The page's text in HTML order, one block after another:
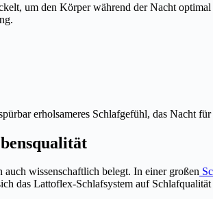
um den Körper während der Nacht
erholsameres Schlafgefühl, das Nacht
wissenschaftlich belegt. In einer großen
das Lattoflex-Schlafsystem auf